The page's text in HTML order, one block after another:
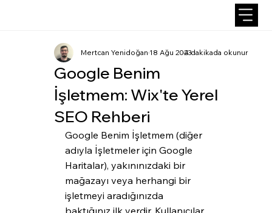
Google Benim
İşletmem: Wix'te Yerel
SEO Rehberi
Mertcan Yenidoğan18 Ağu 20234 dakikada okunur
Google Benim İşletmem (diğer
adıyla İşletmeler için Google
Haritalar), yakınınızdaki bir
mağazayı veya herhangi bir
işletmeyi aradığınızda
baktığınız ilk yerdir. Kullanıcılar